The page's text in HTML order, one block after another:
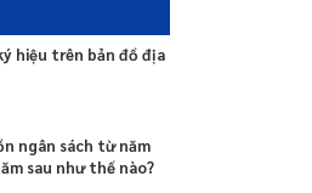
hiệu trên bản đồ địa
ngân sách từ năm
sau như thế nào?